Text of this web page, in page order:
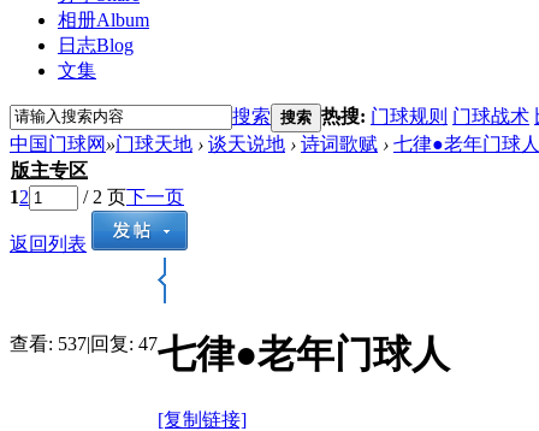
相册Album
日志Blog
文集
搜索 搜索 热搜: 门球规则 门球战术
中国门球网 »门球天地 › 谈天说地 › 诗词歌赋 › 七律●老年门球人
版主专区
12 / 2 页下一页
返回列表
查看: 537|回复: 47七律●老年门球人
[复制链接]